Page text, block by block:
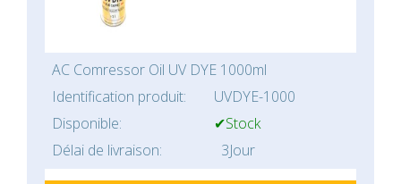
AC Comressor Oil UV DYE 1000ml
Identification produit:
UVDYE-1000
Disponible:
✔Stock
Délai de livraison:
3Jour